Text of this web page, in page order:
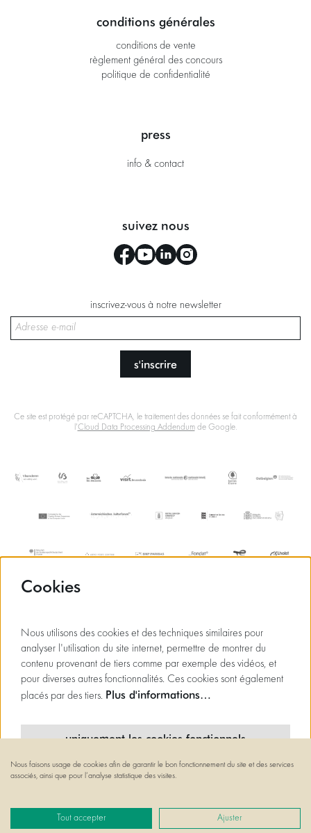
conditions générales
conditions de vente
règlement général des concours
politique de confidentialité
press
info & contact
suivez nous
inscrivez-vous à notre newsletter
s'inscrire
Ce site est protégé par reCAPTCHA, le traitement des données se fait conformément à
l'Cloud Data Processing Addendumde Google.
CultureSuite
Cookies
Nous utilisons des cookies et des techniques similaires pour
analyser l'utilisation du site internet, permettre de montrer du
contenu provenant de tiers comme par exemple des vidéos, et
pour diverses autres fonctionnalités. Ces cookies sont également
placés par des tiers. Plus d'informations…
uniquement les cookies fonctionnels
cookies minimaux
tous les cookies
Nous faisons usage de cookies afin de garantir le bon fonctionnement du site et des services
associés, ainsi que pour l’analyse statistique des visites.
Tout accepter Ajuster